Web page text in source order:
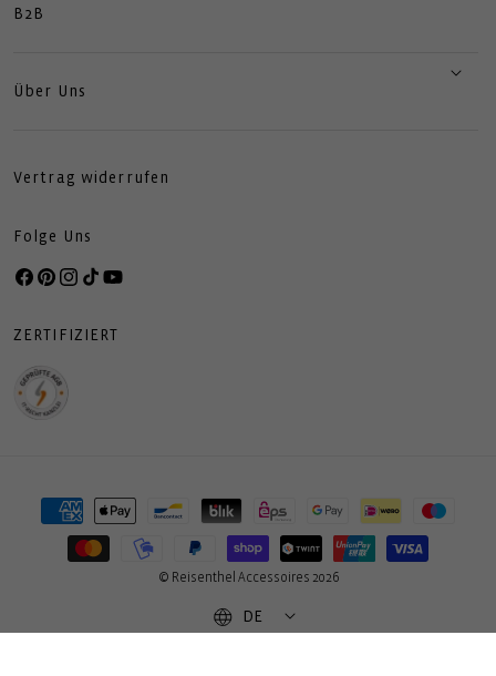
B2B
Über Uns
Vertrag widerrufen
Folge Uns
Facebook
Pinterest
Instagram
TikTokYouTube
ZERTIFIZIERT
Zahlungsmethoden
© Reisenthel Accessoires 2026
DE